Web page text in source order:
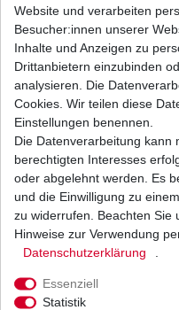
Ölfilter
UVP
1 Stück
Ölfilter
SP44
UVP 5,67
Website und verarbeiten
Besucher:innen unserer
Inhalte und Anzeigen zu
Drittanbietern einzubinden
analysieren. Die
Cookies. Wir teilen diese
Einstellungen benennen.
Die Datenverarbeitung kann
berechtigten Interesses
oder abgelehnt werden. Es
und die Einwilligung zu
zu widerrufen. Beachten Sie
Hinweise zur Verwendung
Daten­schutz­erklärung
Essenziell
Statistik